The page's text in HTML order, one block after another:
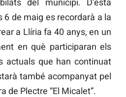
del municipi. D’esta
6 de maig es recordarà a la
a Llíria fa 40 anys, en un
en què participaran els
actuals que han continuat
també acompanyat pel
de Plectre “El Micalet”.